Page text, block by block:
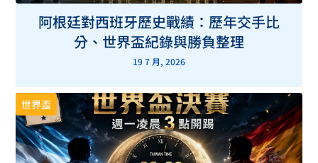
阿根廷對西班牙歷史戰績：歷年交手比
分、世界盃紀錄與勝負整理
19 7 月, 2026
世界盃